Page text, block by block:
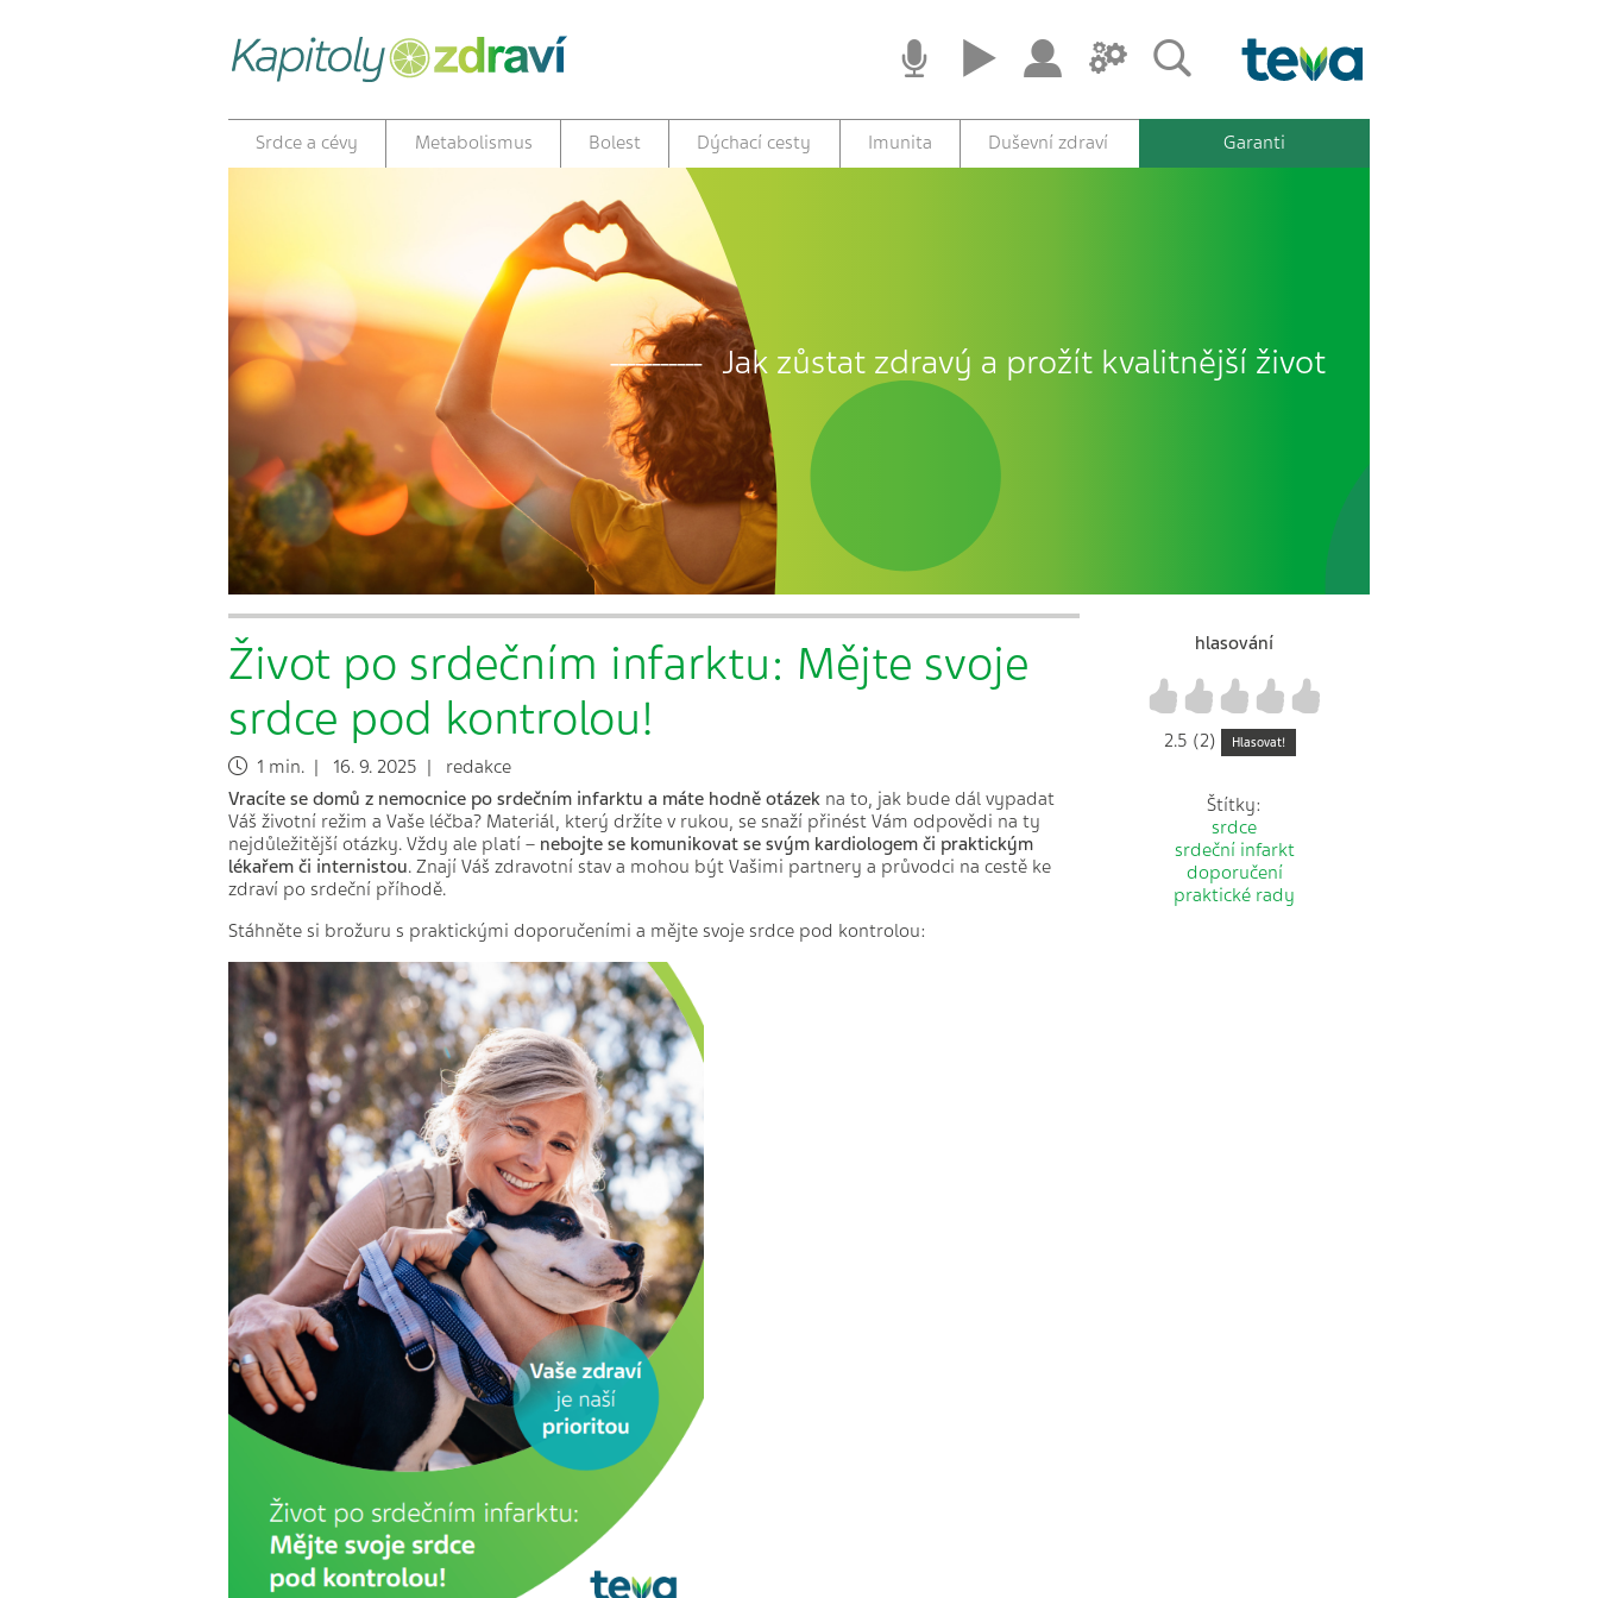
Srdce a cévy Metabolismus Bolest Dýchací cesty Imunita Duševní zdraví Garanti
Jak zůstat zdravý a prožít kvalitnější život
Život po srdečním infarktu: Mějte svoje
srdce pod kontrolou!
1 min. | 16. 9. 2025 | redakce
Vracíte se domů z nemocnice po srdečním infarktu a máte hodně otázek na to, jak bude dál vypadat
Váš životní režim a Vaše léčba? Materiál, který držíte v rukou, se snaží přinést Vám odpovědi na ty
nejdůležitější otázky. Vždy ale platí – nebojte se komunikovat se svým kardiologem či praktickým
lékařem či internistou. Znají Váš zdravotní stav a mohou být Vašimi partnery a průvodci na cestě ke
zdraví po srdeční příhodě.
Stáhněte si brožuru s praktickými doporučeními a mějte svoje srdce pod kontrolou:
hlasování
4
3
2
1
2.5 (2) Hlasovat!
Štítky:
srdce
srdeční infarkt
doporučení
praktické rady